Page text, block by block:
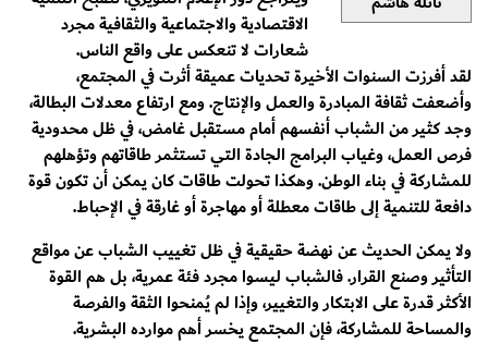
الاقتصادية والاجتماعية والثقافية مجرد
شعارات لا تنعكس على واقع الناس.
لقد أفرزت السنوات الأخيرة تحديات عميقة أثرت في المجتمع،
وأضعفت ثقافة المبادرة والعمل والإنتاج. ومع ارتفاع معدلات البطالة،
وجد كثير من الشباب أنفسهم أمام مستقبل غامض، في ظل محدودية
فرص العمل، وغياب البرامج الجادة التي تستثمر طاقاتهم وتؤهلهم
للمشاركة في بناء الوطن. وهكذا تحولت طاقات كان يمكن أن تكون قوة
دافعة للتنمية إلى طاقات معطلة أو مهاجرة أو غارقة في الإحباط.
ولا يمكن الحديث عن نهضة حقيقية في ظل تغييب الشباب عن مواقع
التأثير وصنع القرار. فالشباب ليسوا مجرد فئة عمرية، بل هم القوة
الأكثر قدرة على الابتكار والتغيير، وإذا لم يُمنحوا الثقة والفرصة
والمساحة للمشاركة، فإن المجتمع يخسر أهم موارده البشرية.